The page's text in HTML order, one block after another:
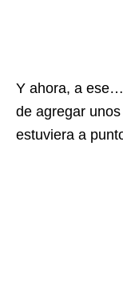
Y ahora, a ese…
de agregar
estuviera a